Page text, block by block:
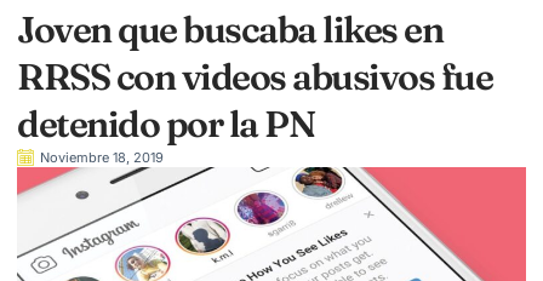
Joven que buscaba likes en
RRSS con videos abusivos fue
detenido por la PN
Noviembre 18, 2019